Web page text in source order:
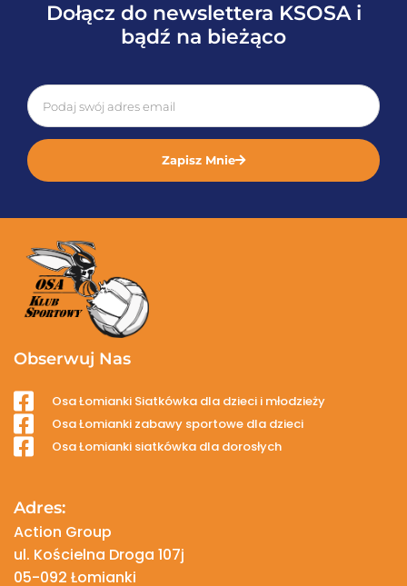
Dołącz do newslettera KSOSA i
bądź na bieżąco
Zapisz Mnie
Obserwuj Nas
Osa Łomianki Siatkówka dla dzieci i młodzieży
Osa Łomianki zabawy sportowe dla dzieci
Osa Łomianki siatkówka dla dorosłych
Adres:
Action Group
ul. Kościelna Droga 107j
05-092 Łomianki